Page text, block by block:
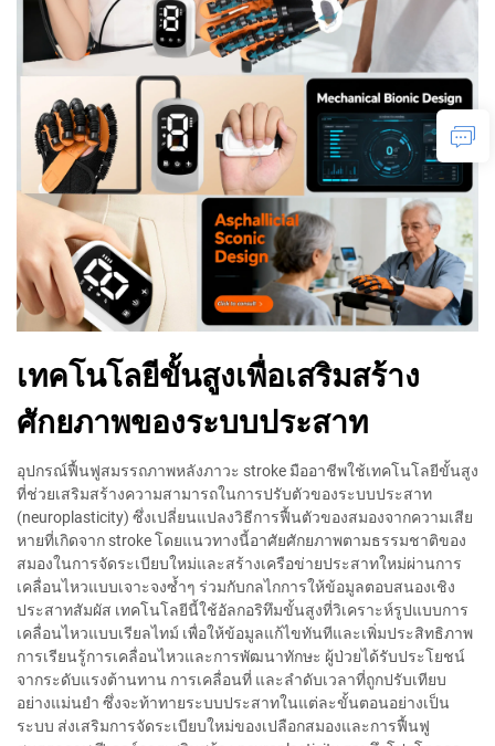
เทคโนโลยีขั้นสูงเพื่อเสริมสร้าง
ศักยภาพของระบบประสาท
อุปกรณ์ฟื้นฟูสมรรถภาพหลังภาวะ stroke มืออาชีพใช้เทคโนโลยีขั้นสูง
ที่ช่วยเสริมสร้างความสามารถในการปรับตัวของระบบประสาท
(neuroplasticity) ซึ่งเปลี่ยนแปลงวิธีการฟื้นตัวของสมองจากความเสีย
หายที่เกิดจาก stroke โดยแนวทางนี้อาศัยศักยภาพตามธรรมชาติของ
สมองในการจัดระเบียบใหม่และสร้างเครือข่ายประสาทใหม่ผ่านการ
เคลื่อนไหวแบบเจาะจงซ้ำๆ ร่วมกับกลไกการให้ข้อมูลตอบสนองเชิง
ประสาทสัมผัส เทคโนโลยีนี้ใช้อัลกอริทึมขั้นสูงที่วิเคราะห์รูปแบบการ
เคลื่อนไหวแบบเรียลไทม์ เพื่อให้ข้อมูลแก้ไขทันทีและเพิ่มประสิทธิภาพ
การเรียนรู้การเคลื่อนไหวและการพัฒนาทักษะ ผู้ป่วยได้รับประโยชน์
จากระดับแรงต้านทาน การเคลื่อนที่ และลำดับเวลาที่ถูกปรับเทียบ
อย่างแม่นยำ ซึ่งจะท้าทายระบบประสาทในแต่ละขั้นตอนอย่างเป็น
ระบบ ส่งเสริมการจัดระเบียบใหม่ของเปลือกสมองและการฟื้นฟู